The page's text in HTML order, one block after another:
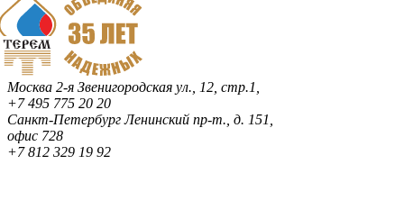
Москва 2-я Звенигородская ул., 12, стр.1,
+7 495 775 20 20
Санкт-ПетербургЛенинский пр-т., д. 151,
офис 728
+7 812 329 19 92